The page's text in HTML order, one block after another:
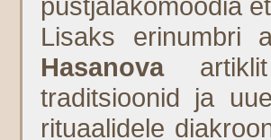
Lisaks erinumbri
Hasanovaartiklit
traditsioonid ja
rituaalidele